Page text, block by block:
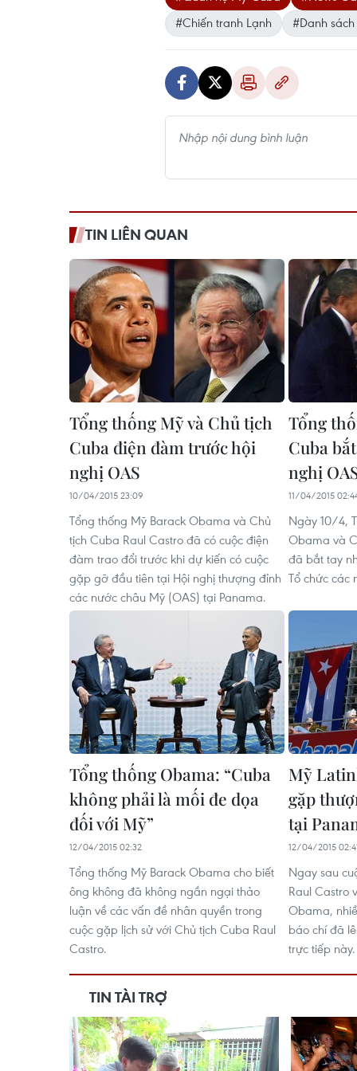
#Chiến tranh Lạnh
#Danh
TIN LIÊN QUAN
Tổng thống Mỹ và Chủ tịch
Cuba điện đàm trước hội
nghị OAS
10/04/2015 23:09
Tổng thống Mỹ Barack Obama và Chủ
tịch Cuba Raul Castro đã có cuộc điện
đàm trao đổi trước khi dự kiến có cuộc
gặp gỡ đầu tiên tại Hội nghị thượng đỉnh
các nước châu Mỹ (OAS) tại Panama.
Tổng
Cuba
nghị
11/04/2015
Ngày 10/4,
Obama và
đã bắt tay
Tổ chức các
Tổng thống Obama: “Cuba
không phải là mối đe dọa
đối với Mỹ”
12/04/2015 02:32
Tổng thống Mỹ Barack Obama cho biết
ông không đã không ngần ngại thảo
luận về các vấn đề nhân quyền trong
cuộc gặp lịch sử với Chủ tịch Cuba Raul
Castro.
Mỹ
gặp
tại
12/04/2015
Ngay sau
Raul Castro
Obama,
báo chí đã
trực tiếp này.